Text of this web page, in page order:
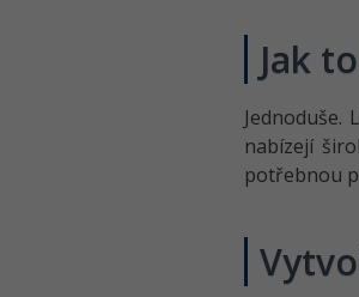
Jak
nabízejí
potřebnou